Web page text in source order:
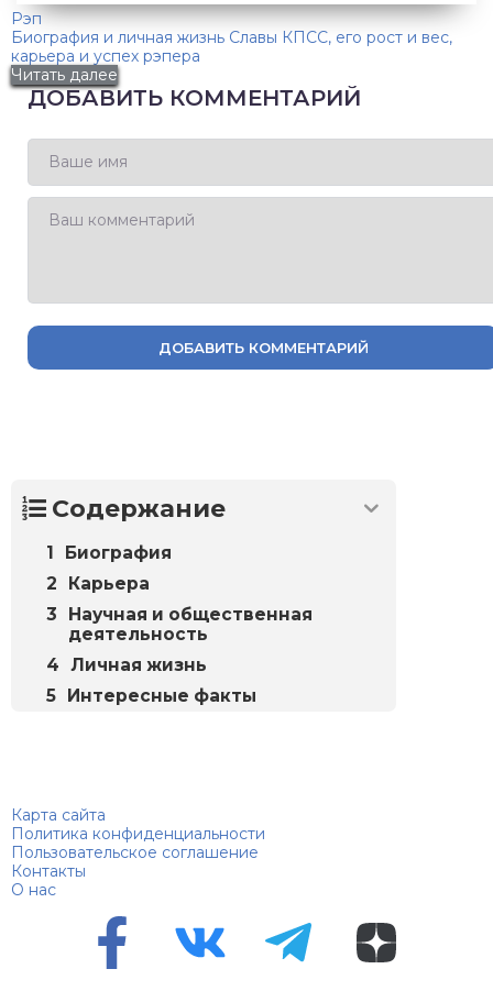
Рэп
Биография и личная жизнь Славы КПСС, его рост и вес,
карьера и успех рэпера
Читать далее
ДОБАВИТЬ КОММЕНТАРИЙ
ДОБАВИТЬ КОММЕНТАРИЙ
Содержание
Биография
Карьера
Научная и общественная
деятельность
Личная жизнь
Интересные факты
Карта сайта
Политика конфиденциальности
Пользовательское соглашение
Контакты
О нас